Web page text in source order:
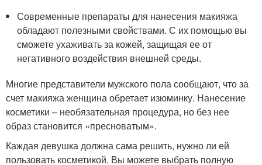
Современные препараты для нанесения макияжа
обладают полезными свойствами. С их помощью вы
сможете ухаживать за кожей, защищая ее от
негативного воздействия внешней среды.
Многие представители мужского пола сообщают, что за
счет макияжа женщина обретает изюминку. Нанесение
косметики – необязательная процедура, но без нее
образ становится «пресноватым».
Каждая девушка должна сама решить, нужно ли ей
пользовать косметикой. Вы можете выбрать полную